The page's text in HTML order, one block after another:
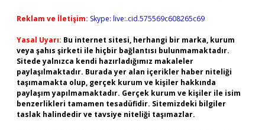
Reklam ve İletişim: Skype: live:.cid.575569c608265c69
Yasal Uyarı: Bu internet sitesi, herhangi bir marka, kurum
veya şahıs şirketi ile hiçbir bağlantısı bulunmamaktadır.
Sitede yalnızca kendi hazırladığımız makaleler
paylaşılmaktadır. Burada yer alan içerikler haber niteliği
taşımamakta olup, gerçek kurum ve kişiler hakkında
paylaşım yapılmamaktadır. Gerçek kurum ve kişiler ile isim
benzerlikleri tamamen tesadüfidir. Sitemizdeki bilgiler
taslak halindedir ve tavsiye niteliği taşımazlar.